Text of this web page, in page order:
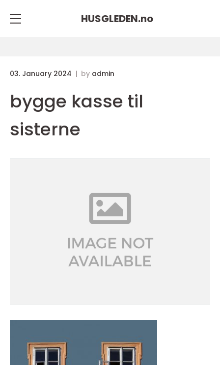
HUSGLEDEN.no
03. January 2024 by admin
bygge kasse til
sisterne